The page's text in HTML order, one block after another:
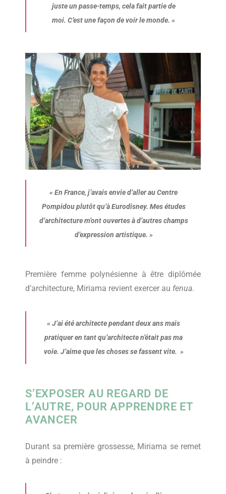
juste un passe-temps, cela fait partie de
moi. C’est une façon de voir le monde. »
«En France, j’avais envie d’aller au Centre
Pompidou plutôt qu’à Eurodisney. Mes études
d’architecture m’ont ouvertes à d’autres champs
d’expression artistique. »
Première femme polynésienne à être diplômée
d’architecture, Miriama revient exercer au fenua.
«J’ai été architecte pendant deux ans mais
pratiquer en tant qu’architecte n’était pas ma
voie. J’aime que les choses se fassent vite. »
S’EXPOSER AU REGARD DE
L’AUTRE, POUR APPRENDRE ET
AVANCER
Durant sa première grossesse, Miriama se remet
à peindre :